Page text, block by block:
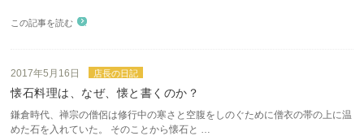
この記事を読む
2017年5月16日 店長の日記
懐石料理は、なぜ、懐と書くのか？
鎌倉時代、禅宗の僧侶は修行中の寒さと空腹をしのぐために僧衣の帯の上に温
めた石を入れていた。 そのことから懐石と …